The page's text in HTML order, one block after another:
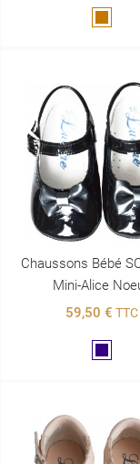
Chaussons Bébé
Mini-Alice
59,50 € TTC